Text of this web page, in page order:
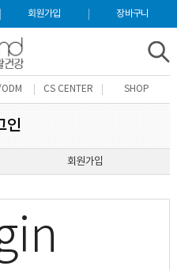
회원가입 장바구니
CS CENTER SHOP
인
회원가입